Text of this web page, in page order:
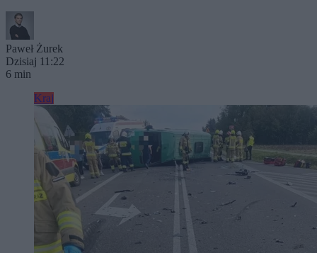
Paweł Żurek
Dzisiaj 11:22
6 min
Kraj